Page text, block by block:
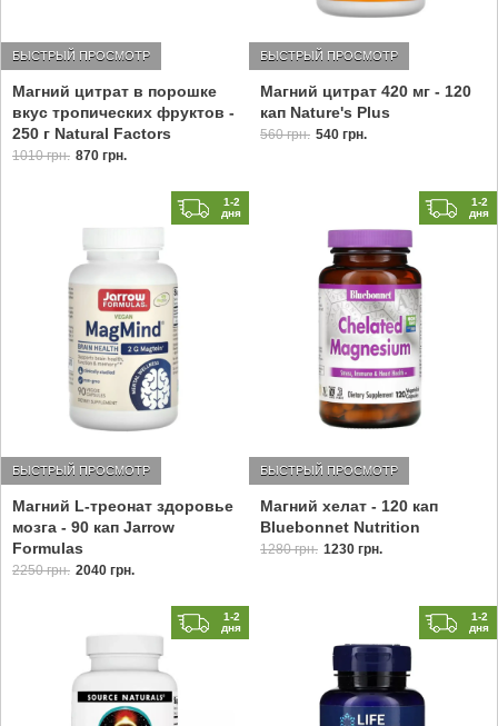
Магний цитрат в порошке
вкус тропических фруктов -
250 г Natural Factors
БЫСТРЫЙ ПРОСМОТР
1010 грн. 870 грн.
Магний цитрат 420 мг - 120
кап Nature's Plus
БЫСТРЫЙ ПРОСМОТР
560 грн. 540 грн.
1-2
дня
Магний L-треонат здоровье
мозга - 90 кап Jarrow
Formulas
БЫСТРЫЙ ПРОСМОТР
2250 грн. 2040 грн.
1-2
дня
Магний хелат - 120 кап
Bluebonnet Nutrition
БЫСТРЫЙ ПРОСМОТР
1280 грн. 1230 грн.
1-2
дня
1-2
дня